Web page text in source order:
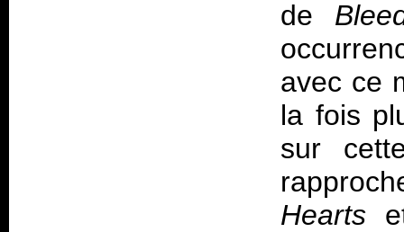
de
avec ce
la fois
sur
Hearts